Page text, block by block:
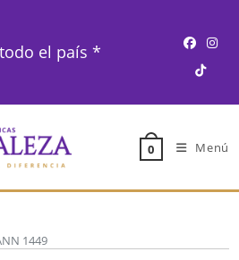
el país *
0 Menú
1449